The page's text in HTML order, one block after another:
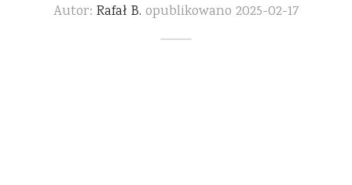
Autor: Rafał B. opublikowano 2025-02-17